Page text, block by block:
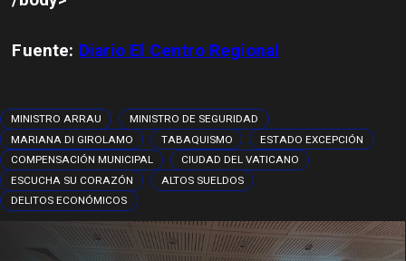
Fuente: Diario El Centro Regional
MINISTRO ARRAU
MINISTRO DE SEGURIDAD
MARIANA DI GIROLAMO
TABAQUISMO
ESTADO EXCEPCIÓN
COMPENSACIÓN MUNICIPAL
CIUDAD DEL VATICANO
ESCUCHA SU CORAZÓN
ALTOS SUELDOS
DELITOS ECONÓMICOS